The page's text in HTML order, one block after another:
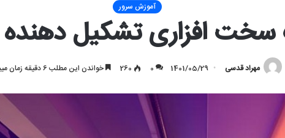
آموزش سرور
سخت افزاری تشکیل
مهراد قدسی 1401/05/29
0
260 خواندن این مطلب 6 دقیقه زمان میبرد